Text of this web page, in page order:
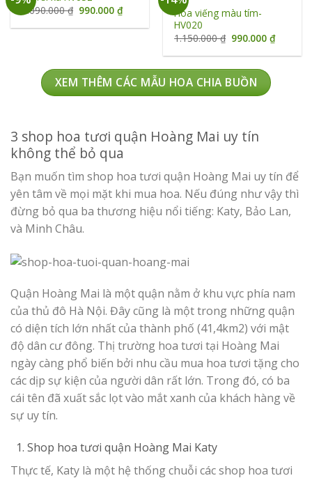
1.090.000₫ Giá
gốc
là:
990.000₫Giá
tại
Hoa viếng màu tím-
HV020
1.150.000₫ Giá
gốc
là:
990.000₫Giá
tại
XEM THÊM CÁC MẪU HOA CHIA BUỒN
3 shop hoa tươi quận Hoàng Mai uy tín
không thể bỏ qua
Bạn muốn tìm shop hoa tươi quận Hoàng Mai uy tín để
yên tâm về mọi mặt khi mua hoa. Nếu đúng như vậy thì
đừng bỏ qua ba thương hiệu nổi tiếng: Katy, Bảo Lan,
và Minh Châu.
Quận Hoàng Mai là một quận nằm ở khu vực phía nam
của thủ đô Hà Nội. Đây cũng là một trong những quận
có diện tích lớn nhất của thành phố (41,4km2) với mật
độ dân cư đông. Thị trường hoa tươi tại Hoàng Mai
ngày càng phổ biến bởi nhu cầu mua hoa tươi tặng cho
các dịp sự kiện của người dân rất lớn. Trong đó, có ba
cái tên đã xuất sắc lọt vào mắt xanh của khách hàng về
sự uy tín.
1. Shop hoa tươi quận Hoàng Mai Katy
Thực tế, Katy là một hệ thống chuỗi các shop hoa tươi